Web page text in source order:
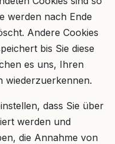
werden nach Ende
Andere Cookies
bis Sie diese
es uns, Ihren
wiederzuerkennen.
dass Sie über
werden und
die Annahme von